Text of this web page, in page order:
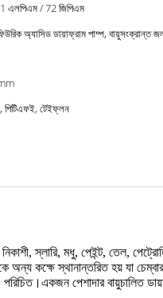
এলপিএম / 72 জিপিএম
অ্যাসিড ডায়াফ্রাম পাম্প, বায়ুসংক্রান্ত
পিটিএফই, টেইফ্লন
স্লারি, মধু, পেইন্ট, তেল,
অন্য কক্ষে স্থানান্তরিত হয় যা
পেশাদার বায়ুচালিত